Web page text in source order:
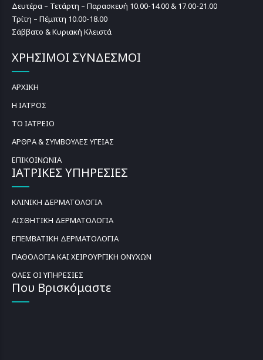
Δευτέρα – Τετάρτη – Παρασκευή 10.00-14.00 & 17.00-21.00
Τρίτη – Πέμπτη 10.00-18.00
Σάββατο & Κυριακή Κλειστά
ΧΡΗΣΙΜΟΙ ΣΥΝΔΕΣΜΟΙ
ΑΡΧΙΚΗ
Η ΙΑΤΡΟΣ
ΤΟ ΙΑΤΡΕΙΟ
ΑΡΘΡΑ & ΣΥΜΒΟΥΛΕΣ ΥΓΕΙΑΣ
ΕΠΙΚΟΙΝΩΝΙΑ
ΙΑΤΡΙΚΕΣ ΥΠΗΡΕΣΙΕΣ
ΚΛΙΝΙΚΗ ΔΕΡΜΑΤΟΛΟΓΙΑ
ΑΙΣΘΗΤΙΚΗ ΔΕΡΜΑΤΟΛΟΓΙΑ
ΕΠΕΜΒΑΤΙΚΗ ΔΕΡΜΑΤΟΛΟΓΙΑ
ΠΑΘΟΛΟΓΙΑ ΚΑΙ ΧΕΙΡΟΥΡΓΙΚΗ ΟΝΥΧΩΝ
ΟΛΕΣ ΟΙ ΥΠΗΡΕΣΙΕΣ
Που Βρισκόμαστε